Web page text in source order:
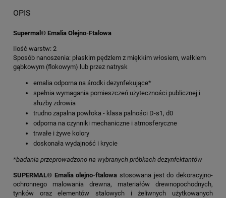
OPIS
Supermal® Emalia Olejno-Ftalowa
Ilość warstw: 2
Sposób nanoszenia: płaskim pędzlem z miękkim włosiem, wałkiem
gąbkowym (flokowym) lub przez natrysk
emalia odporna na środki dezynfekujące*
spełnia wymagania pomieszczeń użyteczności publicznej i
służby zdrowia
trudno zapalna powłoka - klasa palności D-s1, d0
odporna na czynniki mechaniczne i atmosferyczne
trwałe i żywe kolory
doskonała wydajność i krycie
*badania przeprowadzono na wybranych próbkach dezynfektantów
SUPERMAL® Emalia olejno-ftalowa stosowana jest do dekoracyjno-
ochronnego malowania drewna, materiałów drewnopochodnych,
tynków oraz elementów stalowych i żeliwnych użytkowanych